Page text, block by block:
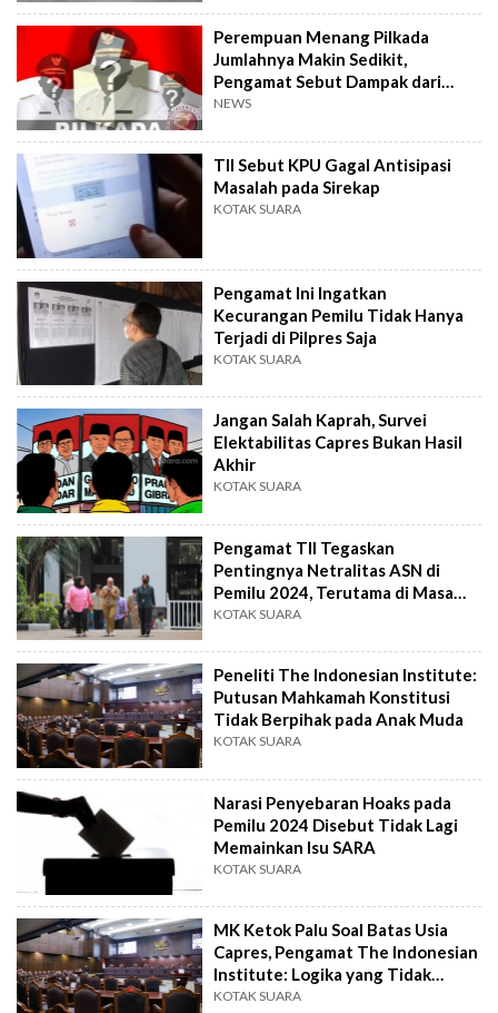
Perempuan Menang Pilkada
Jumlahnya Makin Sedikit,
Pengamat Sebut Dampak dari
Dinasti Politik
NEWS
TII Sebut KPU Gagal Antisipasi
Masalah pada Sirekap
KOTAK SUARA
Pengamat Ini Ingatkan
Kecurangan Pemilu Tidak Hanya
Terjadi di Pilpres Saja
KOTAK SUARA
Jangan Salah Kaprah, Survei
Elektabilitas Capres Bukan Hasil
Akhir
KOTAK SUARA
Pengamat TII Tegaskan
Pentingnya Netralitas ASN di
Pemilu 2024, Terutama di Masa
Kampanye
KOTAK SUARA
Peneliti The Indonesian Institute:
Putusan Mahkamah Konstitusi
Tidak Berpihak pada Anak Muda
KOTAK SUARA
Narasi Penyebaran Hoaks pada
Pemilu 2024 Disebut Tidak Lagi
Memainkan Isu SARA
KOTAK SUARA
MK Ketok Palu Soal Batas Usia
Capres, Pengamat The Indonesian
Institute: Logika yang Tidak
Karuan
KOTAK SUARA